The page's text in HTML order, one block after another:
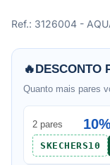
Ref.: 3126004 -
🔥DESCONTO
Quanto mais pares
2 pares
SKECHERS10